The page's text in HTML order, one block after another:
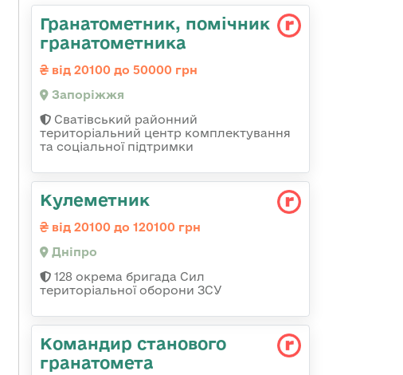
Гранатометник, помічник
гранатометника
від 20100 до 50000 грн
Запоріжжя
Сватівський районний
територіальний центр комплектування
та соціальної підтримки
Кулеметник
від 20100 до 120100 грн
Дніпро
128 окрема бригада Сил
територіальної оборони ЗСУ
Командир станового
гранатомета